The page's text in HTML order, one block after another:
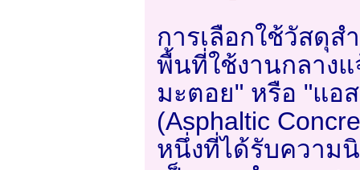
การเลือกใช้วัสดุ
พื้นที่ใช้งานกลาง
มะตอย" หรือ "แอ
(Asphaltic
หนึ่งที่ได้รับความ